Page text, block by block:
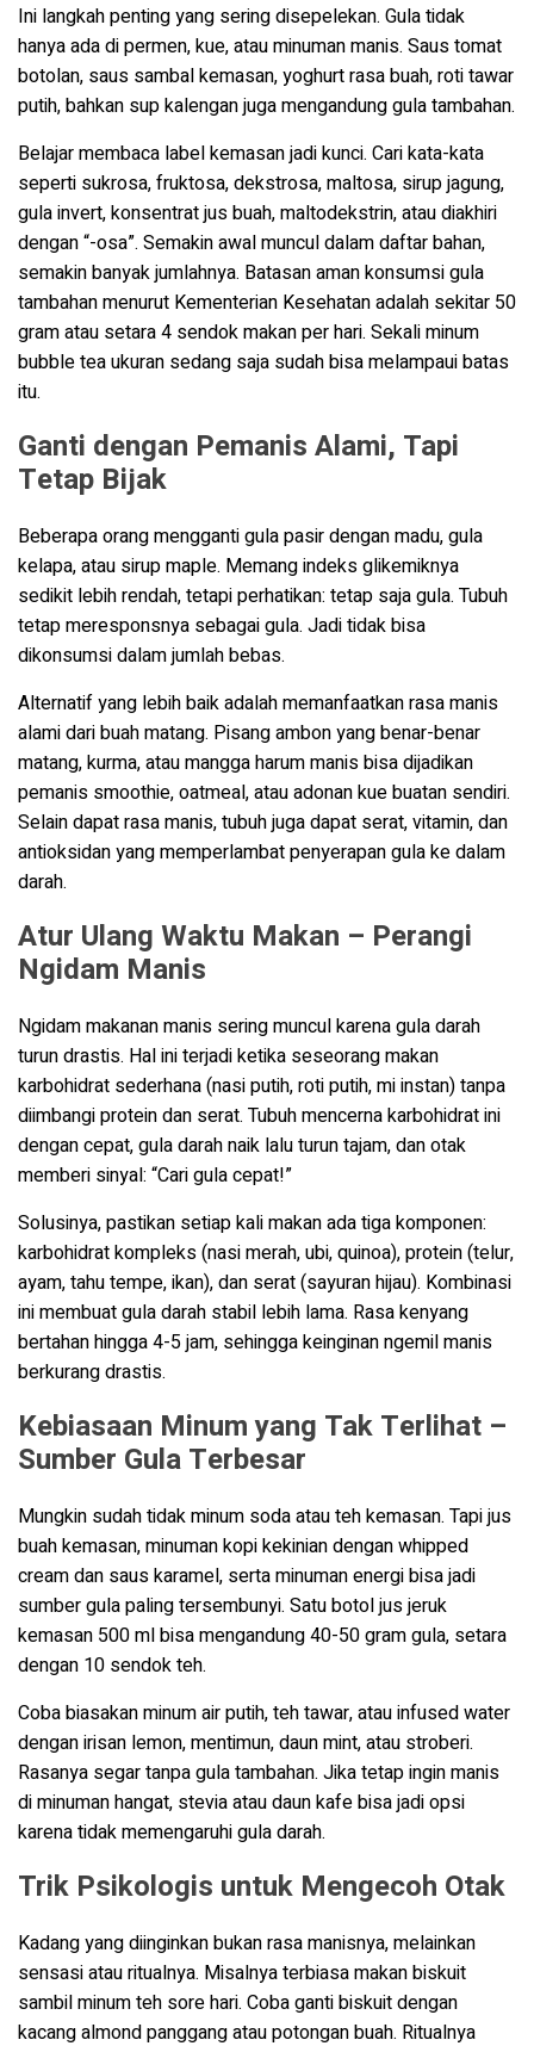
Ini langkah penting yang sering disepelekan. Gula tidak
hanya ada di permen, kue, atau minuman manis. Saus tomat
botolan, saus sambal kemasan, yoghurt rasa buah, roti tawar
putih, bahkan sup kalengan juga mengandung gula tambahan.
Belajar membaca label kemasan jadi kunci. Cari kata-kata
seperti sukrosa, fruktosa, dekstrosa, maltosa, sirup jagung,
gula invert, konsentrat jus buah, maltodekstrin, atau diakhiri
dengan “-osa”. Semakin awal muncul dalam daftar bahan,
semakin banyak jumlahnya. Batasan aman konsumsi gula
tambahan menurut Kementerian Kesehatan adalah sekitar 50
gram atau setara 4 sendok makan per hari. Sekali minum
bubble tea ukuran sedang saja sudah bisa melampaui batas
itu.
Ganti dengan Pemanis Alami, Tapi
Tetap Bijak
Beberapa orang mengganti gula pasir dengan madu, gula
kelapa, atau sirup maple. Memang indeks glikemiknya
sedikit lebih rendah, tetapi perhatikan: tetap saja gula. Tubuh
tetap meresponsnya sebagai gula. Jadi tidak bisa
dikonsumsi dalam jumlah bebas.
Alternatif yang lebih baik adalah memanfaatkan rasa manis
alami dari buah matang. Pisang ambon yang benar-benar
matang, kurma, atau mangga harum manis bisa dijadikan
pemanis smoothie, oatmeal, atau adonan kue buatan sendiri.
Selain dapat rasa manis, tubuh juga dapat serat, vitamin, dan
antioksidan yang memperlambat penyerapan gula ke dalam
darah.
Atur Ulang Waktu Makan – Perangi
Ngidam Manis
Ngidam makanan manis sering muncul karena gula darah
turun drastis. Hal ini terjadi ketika seseorang makan
karbohidrat sederhana (nasi putih, roti putih, mi instan) tanpa
diimbangi protein dan serat. Tubuh mencerna karbohidrat ini
dengan cepat, gula darah naik lalu turun tajam, dan otak
memberi sinyal: “Cari gula cepat!”
Solusinya, pastikan setiap kali makan ada tiga komponen:
karbohidrat kompleks (nasi merah, ubi, quinoa), protein (telur,
ayam, tahu tempe, ikan), dan serat (sayuran hijau). Kombinasi
ini membuat gula darah stabil lebih lama. Rasa kenyang
bertahan hingga 4-5 jam, sehingga keinginan ngemil manis
berkurang drastis.
Kebiasaan Minum yang Tak Terlihat –
Sumber Gula Terbesar
Mungkin sudah tidak minum soda atau teh kemasan. Tapi jus
buah kemasan, minuman kopi kekinian dengan whipped
cream dan saus karamel, serta minuman energi bisa jadi
sumber gula paling tersembunyi. Satu botol jus jeruk
kemasan 500 ml bisa mengandung 40-50 gram gula, setara
dengan 10 sendok teh.
Coba biasakan minum air putih, teh tawar, atau infused water
dengan irisan lemon, mentimun, daun mint, atau stroberi.
Rasanya segar tanpa gula tambahan. Jika tetap ingin manis
di minuman hangat, stevia atau daun kafe bisa jadi opsi
karena tidak memengaruhi gula darah.
Trik Psikologis untuk Mengecoh Otak
Kadang yang diinginkan bukan rasa manisnya, melainkan
sensasi atau ritualnya. Misalnya terbiasa makan biskuit
sambil minum teh sore hari. Coba ganti biskuit dengan
kacang almond panggang atau potongan buah. Ritualnya